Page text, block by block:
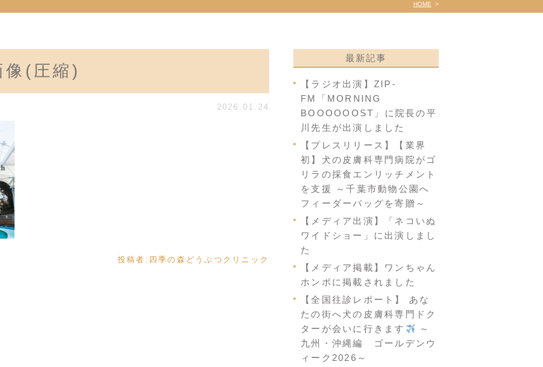
HOME
像(圧縮)
2026.01.24
投稿者: 四季の森どうぶつクリニック
最新記事
【ラジオ出演】ZIP-
FM「MORNING
BOOOOOOST」に院長の平
川先生が出演しました
【プレスリリース】【業界
初】犬の皮膚科専門病院がゴ
リラの採食エンリッチメント
を支援 ～千葉市動物公園へ
フィーダーバッグを寄贈～
【メディア出演】「ネコいぬ
ワイドショー」に出演しまし
た
【メディア掲載】ワンちゃん
ホンポに掲載されました
【全国往診レポート】 あな
たの街へ犬の皮膚科専門ドク
ターが会いに行きます
～
九州・沖縄編 ゴールデンウ
ィーク2026～